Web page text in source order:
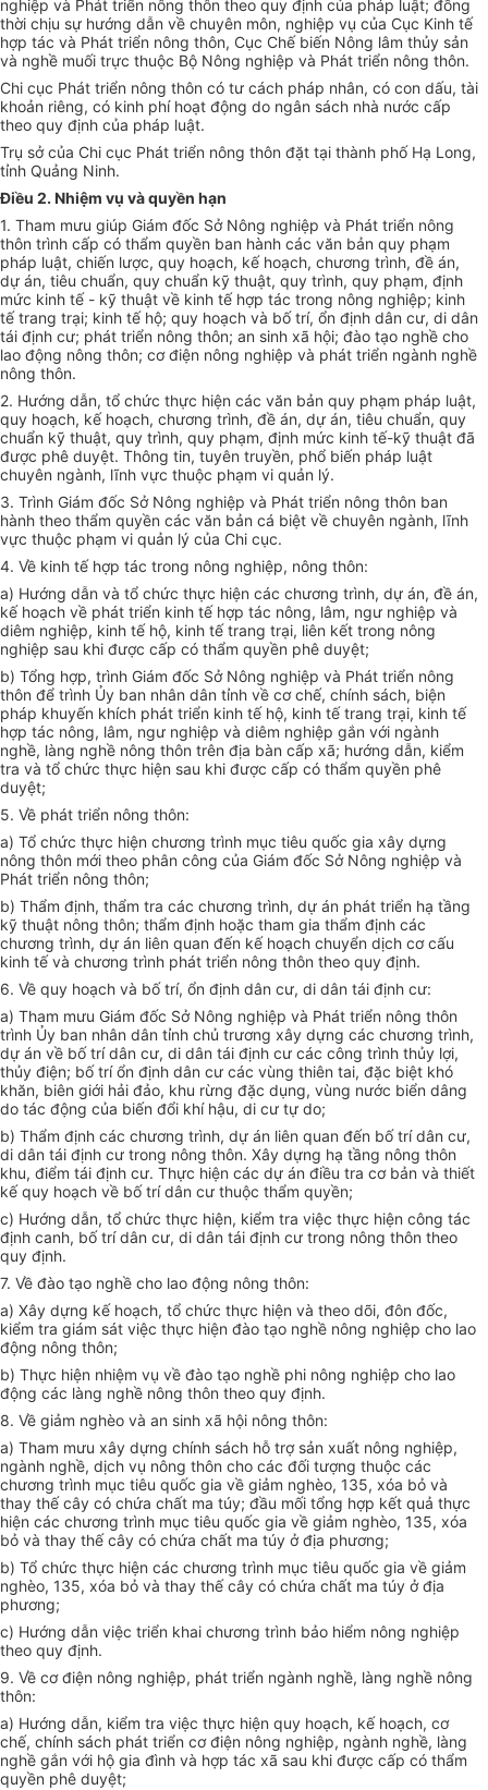
nghiệp và Phát triển nông thôn theo quy định của pháp luật; đồng
thời chịu sự hướng dẫn về chuyên môn, nghiệp vụ của Cục Kinh tế
hợp tác và Phát triển nông thôn, Cục Chế biến Nông lâm thủy sản
và nghề muối trực thuộc Bộ Nông nghiệp và Phát triển nông thôn.
Chi cục Phát triển nông thôn có tư cách pháp nhân, có con dấu, tài
khoản riêng, có kinh phí hoạt động do ngân sách nhà nước cấp
theo quy định của pháp luật.
Trụ sở của Chi cục Phát triển nông thôn đặt tại thành phố Hạ Long,
tỉnh Quảng Ninh.
Điều 2. Nhiệm vụ và quyền hạn
1. Tham mưu giúp Giám đốc Sở Nông nghiệp và Phát triển nông
thôn trình cấp có thẩm quyền ban hành các văn bản quy phạm
pháp luật, chiến lược, quy hoạch, kế hoạch, chương trình, đề án,
dự án, tiêu chuẩn, quy chuẩn kỹ thuật, quy trình, quy phạm, định
mức kinh tế - kỹ thuật về kinh tế hợp tác trong nông nghiệp; kinh
tế trang trại; kinh tế hộ; quy hoạch và bố trí, ổn định dân cư, di dân
tái định cư; phát triển nông thôn; an sinh xã hội; đào tạo nghề cho
lao động nông thôn; cơ điện nông nghiệp và phát triển ngành nghề
nông thôn.
2. Hướng dẫn, tổ chức thực hiện các văn bản quy phạm pháp luật,
quy hoạch, kế hoạch, chương trình, đề án, dự án, tiêu chuẩn, quy
chuẩn kỹ thuật, quy trình, quy phạm, định mức kinh tế-kỹ thuật đã
được phê duyệt. Thông tin, tuyên truyền, phổ biến pháp luật
chuyên ngành, lĩnh vực thuộc phạm vi quản lý.
3. Trình Giám đốc Sở Nông nghiệp và Phát triển nông thôn ban
hành theo thẩm quyền các văn bản cá biệt về chuyên ngành, lĩnh
vực thuộc phạm vi quản lý của Chi cục.
4. Về kinh tế hợp tác trong nông nghiệp, nông thôn:
a) Hướng dẫn và tổ chức thực hiện các chương trình, dự án, đề án,
kế hoạch về phát triển kinh tế hợp tác nông, lâm, ngư nghiệp và
diêm nghiệp, kinh tế hộ, kinh tế trang trại, liên kết trong nông
nghiệp sau khi được cấp có thẩm quyền phê duyệt;
b) Tổng hợp, trình Giám đốc Sở Nông nghiệp và Phát triển nông
thôn để trình Ủy ban nhân dân tỉnh về cơ chế, chính sách, biện
pháp khuyến khích phát triển kinh tế hộ, kinh tế trang trại, kinh tế
hợp tác nông, lâm, ngư nghiệp và diêm nghiệp gắn với ngành
nghề, làng nghề nông thôn trên địa bàn cấp xã; hướng dẫn, kiểm
tra và tổ chức thực hiện sau khi được cấp có thẩm quyền phê
duyệt;
5. Về phát triển nông thôn:
a) Tổ chức thực hiện chương trình mục tiêu quốc gia xây dựng
nông thôn mới theo phân công của Giám đốc Sở Nông nghiệp và
Phát triển nông thôn;
b) Thẩm định, thẩm tra các chương trình, dự án phát triển hạ tầng
kỹ thuật nông thôn; thẩm định hoặc tham gia thẩm định các
chương trình, dự án liên quan đến kế hoạch chuyển dịch cơ cấu
kinh tế và chương trình phát triển nông thôn theo quy định.
6. Về quy hoạch và bố trí, ổn định dân cư, di dân tái định cư:
a) Tham mưu Giám đốc Sở Nông nghiệp và Phát triển nông thôn
trình Ủy ban nhân dân tỉnh chủ trương xây dựng các chương trình,
dự án về bố trí dân cư, di dân tái định cư các công trình thủy lợi,
thủy điện; bố trí ổn định dân cư các vùng thiên tai, đặc biệt khó
khăn, biên giới hải đảo, khu rừng đặc dụng, vùng nước biển dâng
do tác động của biến đổi khí hậu, di cư tự do;
b) Thẩm định các chương trình, dự án liên quan đến bố trí dân cư,
di dân tái định cư trong nông thôn. Xây dựng hạ tầng nông thôn
khu, điểm tái định cư. Thực hiện các dự án điều tra cơ bản và thiết
kế quy hoạch về bố trí dân cư thuộc thẩm quyền;
c) Hướng dẫn, tổ chức thực hiện, kiểm tra việc thực hiện công tác
định canh, bố trí dân cư, di dân tái định cư trong nông thôn theo
quy định.
7. Về đào tạo nghề cho lao động nông thôn:
a) Xây dựng kế hoạch, tổ chức thực hiện và theo dõi, đôn đốc,
kiểm tra giám sát việc thực hiện đào tạo nghề nông nghiệp cho lao
động nông thôn;
b) Thực hiện nhiệm vụ về đào tạo nghề phi nông nghiệp cho lao
động các làng nghề nông thôn theo quy định.
8. Về giảm nghèo và an sinh xã hội nông thôn:
a) Tham mưu xây dựng chính sách hỗ trợ sản xuất nông nghiệp,
ngành nghề, dịch vụ nông thôn cho các đối tượng thuộc các
chương trình mục tiêu quốc gia về giảm nghèo, 135, xóa bỏ và
thay thế cây có chứa chất ma túy; đầu mối tổng hợp kết quả thực
hiện các chương trình mục tiêu quốc gia về giảm nghèo, 135, xóa
bỏ và thay thế cây có chứa chất ma túy ở địa phương;
b) Tổ chức thực hiện các chương trình mục tiêu quốc gia về giảm
nghèo, 135, xóa bỏ và thay thế cây có chứa chất ma túy ở địa
phương;
c) Hướng dẫn việc triển khai chương trình bảo hiểm nông nghiệp
theo quy định.
9. Về cơ điện nông nghiệp, phát triển ngành nghề, làng nghề nông
thôn:
a) Hướng dẫn, kiểm tra việc thực hiện quy hoạch, kế hoạch, cơ
chế, chính sách phát triển cơ điện nông nghiệp, ngành nghề, làng
nghề gắn với hộ gia đình và hợp tác xã sau khi được cấp có thẩm
quyền phê duyệt;